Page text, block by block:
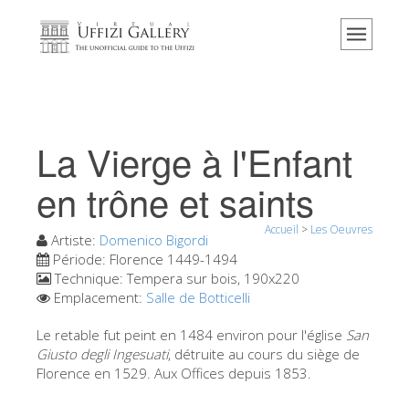
Accueil
Événements et expositions
L' avis des visiteurs
Explorer la Galerie
Réserver
Visite virtuelle
Les Oeuvres
La Vierge à l'Enfant
en trône et saints
Accueil > Les Oeuvres
Artiste: Domenico Bigordi
Période: Florence 1449-1494
Technique:Tempera sur bois, 190x220
Emplacement: Salle de Botticelli
Le retable fut peint en 1484 environ pour l'église San
Giusto degli Ingesuati, détruite au cours du siège de
Florence en 1529. Aux Offices depuis 1853.